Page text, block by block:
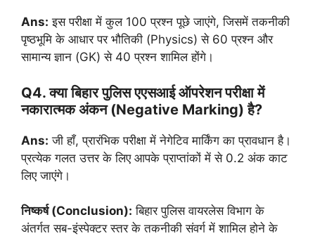
Ans: इस परीक्षा में कुल 100 प्रश्न पूछे जाएंगे, जिसमें तकनीकी
पृष्ठभूमि के आधार पर भौतिकी (Physics) से 60 प्रश्न और
सामान्य ज्ञान (GK) से 40 प्रश्न शामिल होंगे।
Q4. क्या बिहार पुलिस एएसआई ऑपरेशन परीक्षा में
नकारात्मक अंकन (Negative Marking) है?
Ans: जी हाँ, प्रारंभिक परीक्षा में नेगेटिव मार्किंग का प्रावधान है।
प्रत्येक गलत उत्तर के लिए आपके प्राप्तांकों में से 0.2 अंक काट
लिए जाएंगे।
निष्कर्ष (Conclusion): बिहार पुलिस वायरलेस विभाग के
अंतर्गत सब-इंस्पेक्टर स्तर के तकनीकी संवर्ग में शामिल होने के